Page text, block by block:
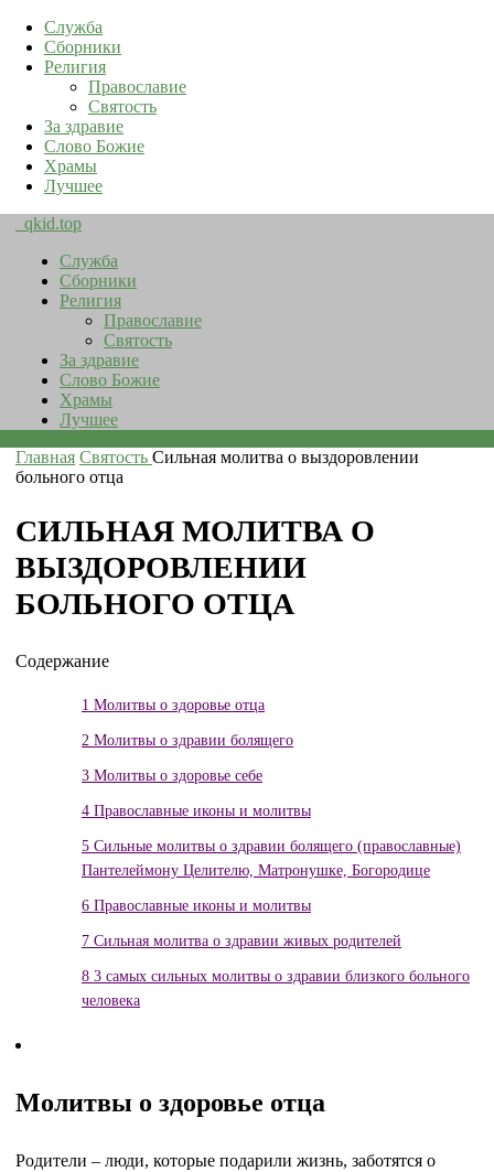
Служба
Сборники
Религия
Православие
Святость
За здравие
Слово Божие
Храмы
Лучшее
qkid.top
Служба
Сборники
Религия
Православие
Святость
За здравие
Слово Божие
Храмы
Лучшее
Главная Святость Сильная молитва о выздоровлении
больного отца
СИЛЬНАЯ МОЛИТВА О
ВЫЗДОРОВЛЕНИИ
БОЛЬНОГО ОТЦА
Содержание
1 Молитвы о здоровье отца
2 Молитвы о здравии болящего
3 Молитвы о здоровье себе
4 Православные иконы и молитвы
5 Сильные молитвы о здравии болящего (православные)
Пантелеймону Целителю, Матронушке, Богородице
6 Православные иконы и молитвы
7 Сильная молитва о здравии живых родителей
8 3 самых сильных молитвы о здравии близкого больного
человека
Молитвы о здоровье отца
Родители – люди, которые подарили жизнь, заботятся о